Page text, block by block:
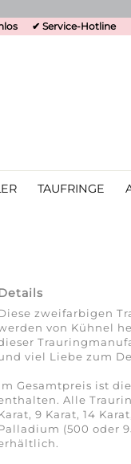
✔ Service-Hotline
TAUFRINGE
zweifarbigen
von Kühnel
viel Liebe zum
Gesamtpreis ist
Alle
9 Karat, 14
(500 oder